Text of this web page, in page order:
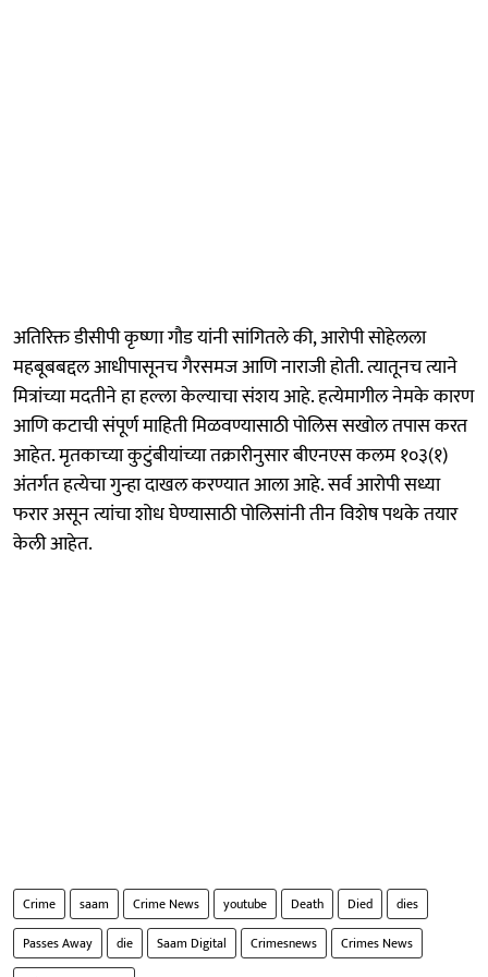
अतिरिक्त डीसीपी कृष्णा गौड यांनी सांगितले की, आरोपी सोहेलला
महबूबबद्दल आधीपासूनच गैरसमज आणि नाराजी होती. त्यातूनच त्याने
मित्रांच्या मदतीने हा हल्ला केल्याचा संशय आहे. हत्येमागील नेमके कारण
आणि कटाची संपूर्ण माहिती मिळवण्यासाठी पोलिस सखोल तपास करत
आहेत. मृतकाच्या कुटुंबीयांच्या तक्रारीनुसार बीएनएस कलम १०३(१)
अंतर्गत हत्येचा गुन्हा दाखल करण्यात आला आहे. सर्व आरोपी सध्या
फरार असून त्यांचा शोध घेण्यासाठी पोलिसांनी तीन विशेष पथके तयार
केली आहेत.
Crime saam Crime News youtube Death Died
dies
Passes Away
die Saam Digital Crimesnews
Crimes News